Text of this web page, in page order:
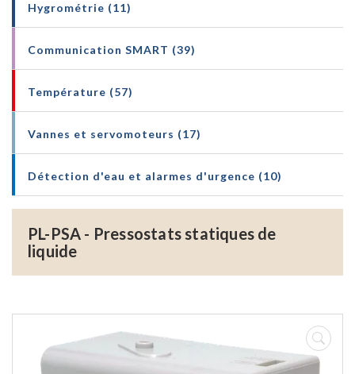
Hygrométrie (11)
Communication SMART (39)
Température (57)
Vannes et servomoteurs (17)
Détection d'eau et alarmes d'urgence (10)
PL-PSA - Pressostats statiques de
liquide